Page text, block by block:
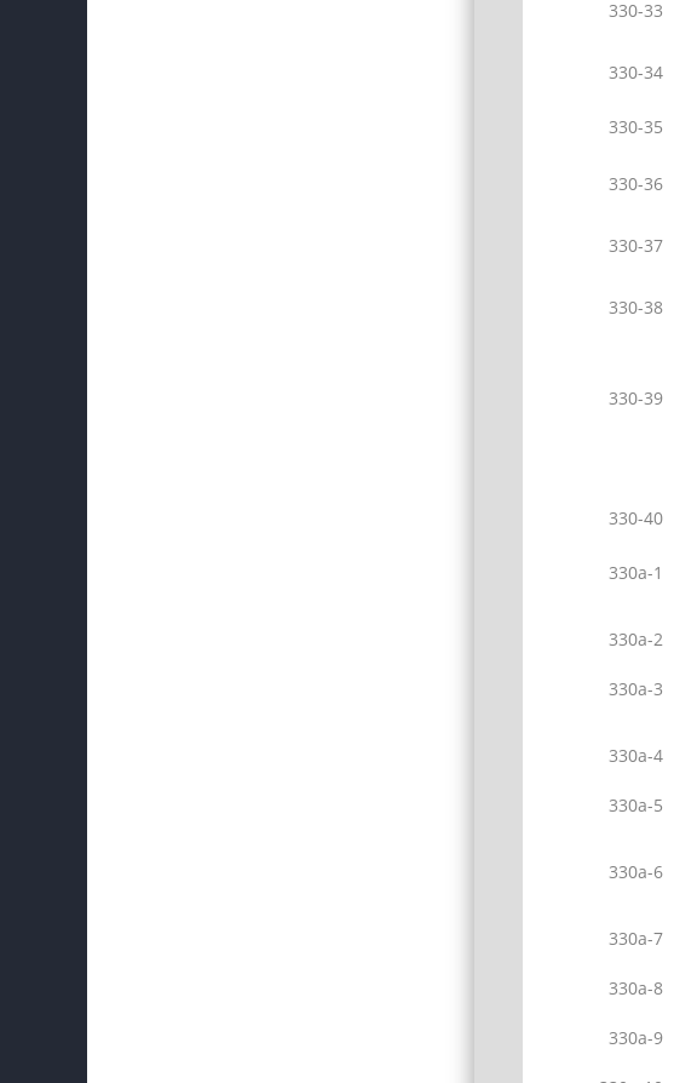
330-33
330-34
330-35
330-36
330-37
330-38
330-39
330-40
330a-1
330a-2
330a-3
330a-4
330a-5
330a-6
330a-7
330a-8
330a-9